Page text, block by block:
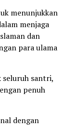
menunjukkan
menjaga
dan
para ulama
seluruh santri,
penuh
dengan